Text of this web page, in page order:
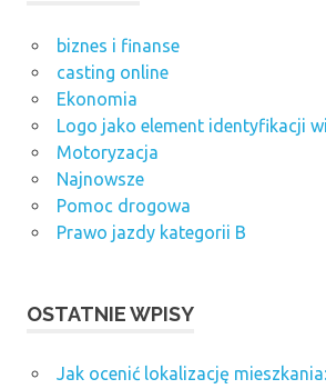
biznes i finanse
casting online
Ekonomia
Logo jako element identyfikacji
Motoryzacja
Najnowsze
Pomoc drogowa
Prawo jazdy kategorii B
OSTATNIE WPISY
Jak ocenić lokalizację